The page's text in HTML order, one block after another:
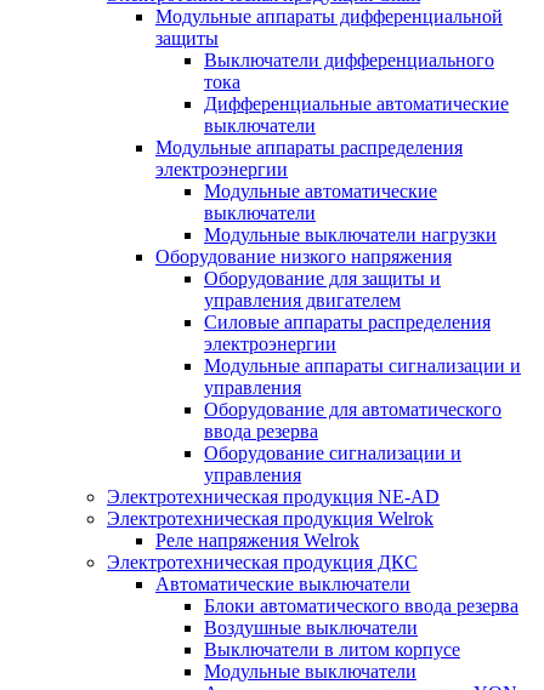
Модульные аппараты дифференциальной
защиты
Выключатели дифференциального
тока
Дифференциальные автоматические
выключатели
Модульные аппараты распределения
электроэнергии
Модульные автоматические
выключатели
Модульные выключатели нагрузки
Оборудование низкого напряжения
Оборудование для защиты и
управления двигателем
Силовые аппараты распределения
электроэнергии
Модульные аппараты сигнализации и
управления
Оборудование для автоматического
ввода резерва
Оборудование сигнализации и
управления
Электротехническая продукция NE-AD
Электротехническая продукция Welrok
Реле напряжения Welrok
Электротехническая продукция ДКС
Автоматические выключатели
Блоки автоматического ввода резерва
Воздушные выключатели
Выключатели в литом корпусе
Модульные выключатели